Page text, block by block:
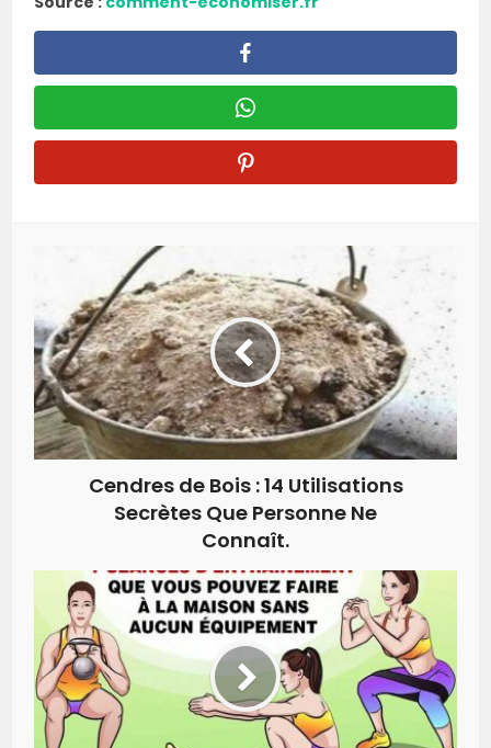
Cendres de Bois : 14 Utilisations
Secrètes Que Personne Ne
Connaît.